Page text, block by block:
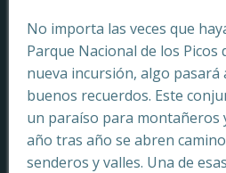
No importa las veces que
Parque Nacional de los Picos
nueva incursión, algo pasará
buenos recuerdos. Este
un paraíso para montañeros
año tras año se abren
senderos y valles. Una de